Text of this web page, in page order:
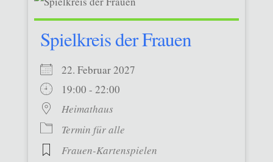
Spielkreis der Frauen
22. Februar 2027
19:00 - 22:00
Heimathaus
Termin für alle
Frauen-Kartenspielen